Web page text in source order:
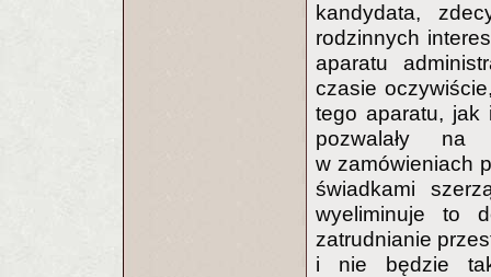
kandydata,
rodzinnych
aparatu
czasie
tego aparatu, jak
pozwalały na
w zamówieniach
świadkami
wyeliminuje to
zatrudnianie
i nie będzie